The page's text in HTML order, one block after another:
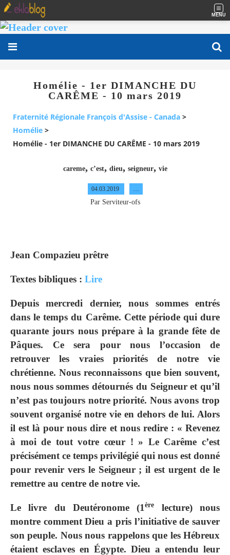
MENU
Homélie - 1er DIMANCHE DU
CARÊME - 10 mars 2019
Fraternité Régionale François d'Assise - Canada >
Homélie >
Homélie - 1er DIMANCHE DU CARÊME - 10 mars 2019
careme, c’est, dieu, seigneur, vie
04.03.2019
Par Serviteur-ofs
Jean Compazieu prêtre
Textes bibliques : Lire
Depuis mercredi dernier, nous sommes entrés
dans le temps du Carême. Cette période qui dure
quarante jours nous prépare à la grande fête de
Pâques. Ce sera pour nous l’occasion de
retrouver les vraies priorités de notre vie
chrétienne. Nous reconnaissons que bien souvent,
nous nous sommes détournés du Seigneur et qu’il
n’est pas toujours notre priorité. Nous avons trop
souvent organisé notre vie en dehors de lui. Alors
il est là pour nous dire et nous redire : « Revenez
à moi de tout votre cœur ! » Le Carême c’est
précisément ce temps privilégié qui nous est donné
pour revenir vers le Seigneur ; il est urgent de le
remettre au centre de notre vie.
Le livre du Deutéronome (1ère
lecture) nous
montre comment Dieu a pris l’initiative de sauver
son peuple. Nous nous rappelons que les Hébreux
étaient esclaves en Égypte. Dieu a entendu leur